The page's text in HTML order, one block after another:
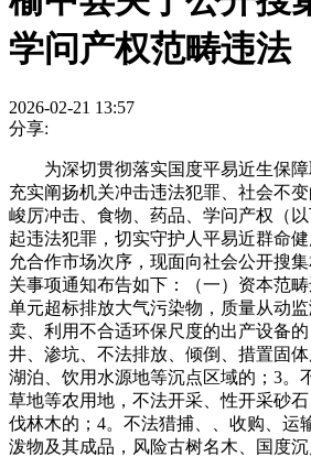
学问产权范畴违法
2026-02-21 13:57
分享:
为深切贯彻落实国度平易近生保障
充实阐扬机关冲击违法犯罪、社会不
峻厉冲击、食物、药品、学问产权（
起违法犯罪，切实守护人平易近群命
允合作市场次序，现面向社会公开搜
关事项通知布告如下：（一）资本范
单元超标排放大气污染物，质量从动
卖、利用不合适环保尺度的出产设备
井、渗坑、不法排放、倾倒、措置固
湖泊、饮用水源地等沉点区域的；3。
草地等农用地，不法开采、性开采砂
伐林木的；4。不法猎捕、、收购、运
泼物及其成品，风险古树名木、国度